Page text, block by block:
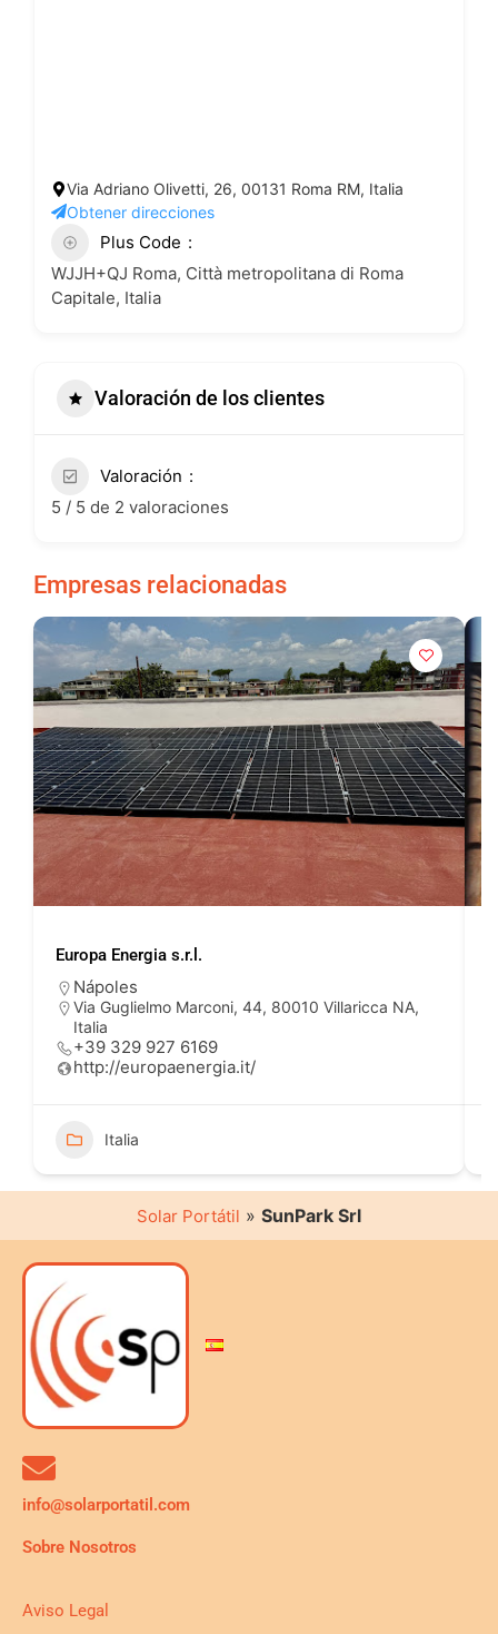
Via Adriano Olivetti, 26, 00131 Roma RM, Italia
Obtener direcciones
Plus Code
WJJH+QJ Roma, Città metropolitana di Roma
Capitale, Italia
Valoración de los clientes
Valoración
5 / 5 de 2 valoraciones
Empresas relacionadas
Europa Energia s.r.l.
Nápoles
Via Guglielmo Marconi, 44, 80010 Villaricca NA,
Italia
+39 329 927 6169
http://europaenergia.it/
Italia
Solar Portátil » SunPark Srl
info@solarportatil.com
Sobre Nosotros
Aviso Legal